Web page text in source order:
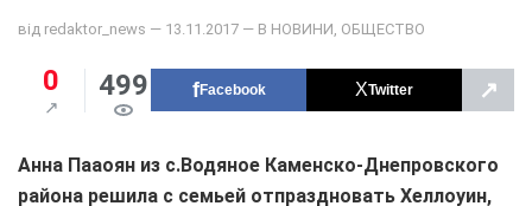
від redaktor_news — 13.11.2017 — В НОВИНИ ОБЩЕСТВО
0 499 Facebook Twitter ↗
Анна Пааоян из с.Водяное Каменско-Днепровского
района решила с семьей отпраздновать Хеллоуин,